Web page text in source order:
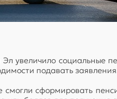
социальные
подавать
сформировать